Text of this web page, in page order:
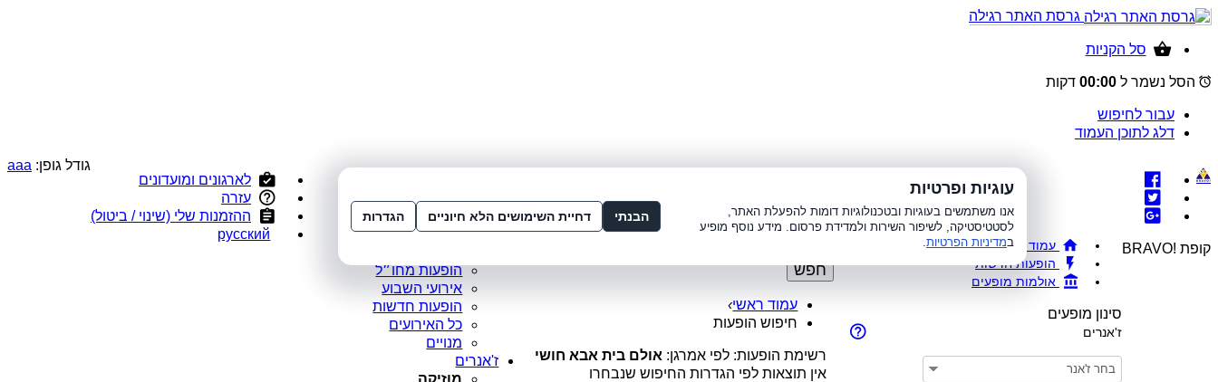
גרסת האתר רגילה
סל הקניות
הסל נשמר ל 00:00 דקות
עבור לחיפוש
דלג לתוכן העמוד
גודל גופן: aaa
קופת !BRAVO
עמוד ראשי
סופר פרייס
מופעים מומלצים
הופעות מחו״ל
אירועי השבוע
הופעות חדשות
כל האירועים
מנויים
ז'אנרים
מוזיקה
לארגונים ומועדונים
עזרה
ההזמנות שלי (שינוי / ביטול)
русский
חפש
עמוד ראשי›
חיפוש הופעות
רשימת הופעות: לפי אמרגן: אולם בית אבא חושי
אין תוצאות לפי הגדרות החיפוש שנבחרו
עמוד ראשי
הופעות חדשות
אולמות מופעים
סינון מופעים
ז'אנרים
עוגיות ופרטיות
אנו משתמשים בעוגיות ובטכנולוגיות דומות להפעלת האתר,
לסטטיסטיקה, לשיפור השירות ולמדידת פרסום. מידע נוסף מופיע
במדיניות הפרטיות
הבנתי דחיית השימושים הלא חיוניים הגדרות